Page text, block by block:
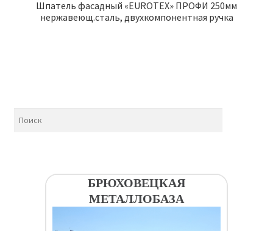
Шпатель фасадный «EUROTEX» ПРОФИ 250мм
нержавеющ.сталь, двухкомпонентная ручка
БРЮХОВЕЦКАЯ
МЕТАЛЛОБАЗА